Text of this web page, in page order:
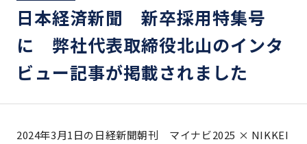
日本経済新聞 新卒採用特集号
に 弊社代表取締役北山のインタ
ビュー記事が掲載されました
2024年3月1日の日経新聞朝刊 マイナビ2025 × NIKKEI